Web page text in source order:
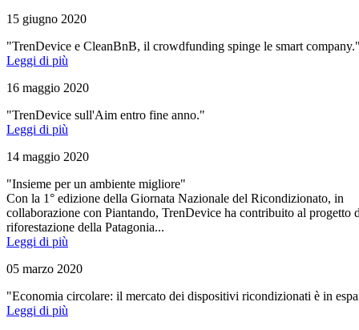
15 giugno 2020
"TrenDevice e CleanBnB, il crowdfunding spinge le smart
Leggi di più
16 maggio 2020
"TrenDevice sull'Aim entro fine anno."
Leggi di più
14 maggio 2020
"Insieme per un ambiente migliore"
Con la 1° edizione della Giornata Nazionale del Ricondizionato, in
collaborazione con Piantando, TrenDevice ha contribuito al progetto
riforestazione della Patagonia...
Leggi di più
05 marzo 2020
"Economia circolare: il mercato dei dispositivi ricondizionati è in
Leggi di più